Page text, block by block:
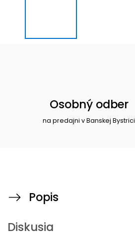
Osobný odber
na predajni v Banskej Bystrici
Popis
Diskusia